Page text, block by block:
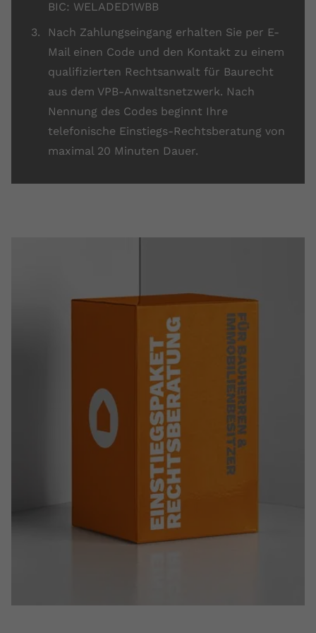
BIC: WELADED1WBB
Nach Zahlungseingang erhalten Sie per E-
Mail einen Code und den Kontakt zu einem
qualifizierten Rechtsanwalt für Baurecht
aus dem VPB-Anwaltsnetzwerk. Nach
Nennung des Codes beginnt Ihre
telefonische Einstiegs-Rechtsberatung von
maximal 20 Minuten Dauer.
Laufzeit 2 Jahre
Zweck
YouTube setzt dieses Cookie über
eingebettete YouTube-Videos und
registriert anonyme statistische Daten.
Name yt-remote-device-id
Anbieter Youtube.com
Videos verwendet.
yt.innertube::requests
youtube.com
Session
Dieser von YouTube gesetzte Cookie
registriert eine eindeutige ID, um
Daten darüber zu speichern, welche
Videos von YouTube der Nutzer
gesehen hat.
yt.innertube::nextId